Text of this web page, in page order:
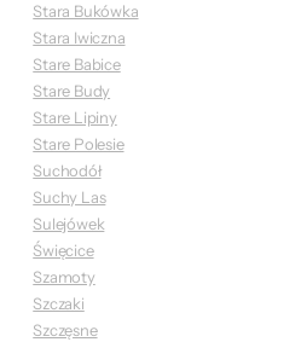
Stara Bukówka
Stara Iwiczna
Stare Babice
Stare Budy
Stare Lipiny
Stare Polesie
Suchodół
Suchy Las
Sulejówek
Święcice
Szamoty
Szczaki
Szczęsne